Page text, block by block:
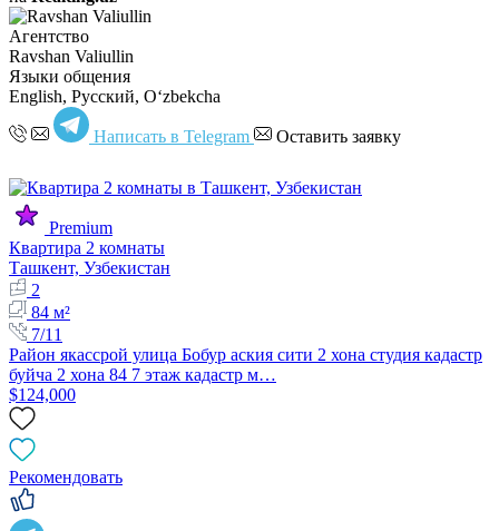
Агентство
Ravshan Valiullin
Языки общения
English, Русский, Oʻzbekcha
Написать в Telegram Оставить заявку
Premium
Квартира 2 комнаты
Ташкент, Узбекистан
2
84 м²
7/11
Район якассрой улица Бобур аския сити 2 хона студия кадастр
буйча 2 хона 84 7 этаж кадастр м…
$124,000
Рекомендовать